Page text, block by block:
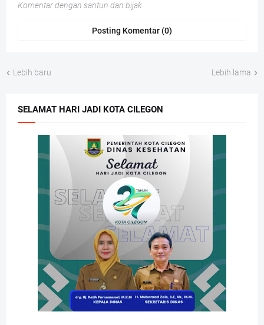
Komentar dengan santun dan bijak
Posting Komentar (0)
Lebih baru Lebih lama
SELAMAT HARI JADI KOTA CILEGON